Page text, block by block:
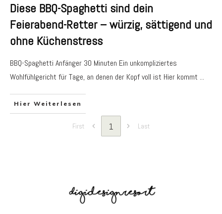
Diese BBQ-Spaghetti sind dein
Feierabend-Retter – würzig, sättigend und
ohne Küchenstress
BBQ-Spaghetti Anfänger 30 Minuten Ein unkompliziertes
Wohlfühlgericht für Tage, an denen der Kopf voll ist Hier kommt ...
Hier Weiterlesen
First 1 Last